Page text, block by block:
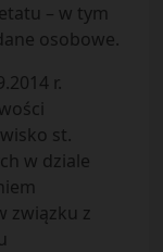
– w tym
osobowe.
r.
st.
w dziale
związku z